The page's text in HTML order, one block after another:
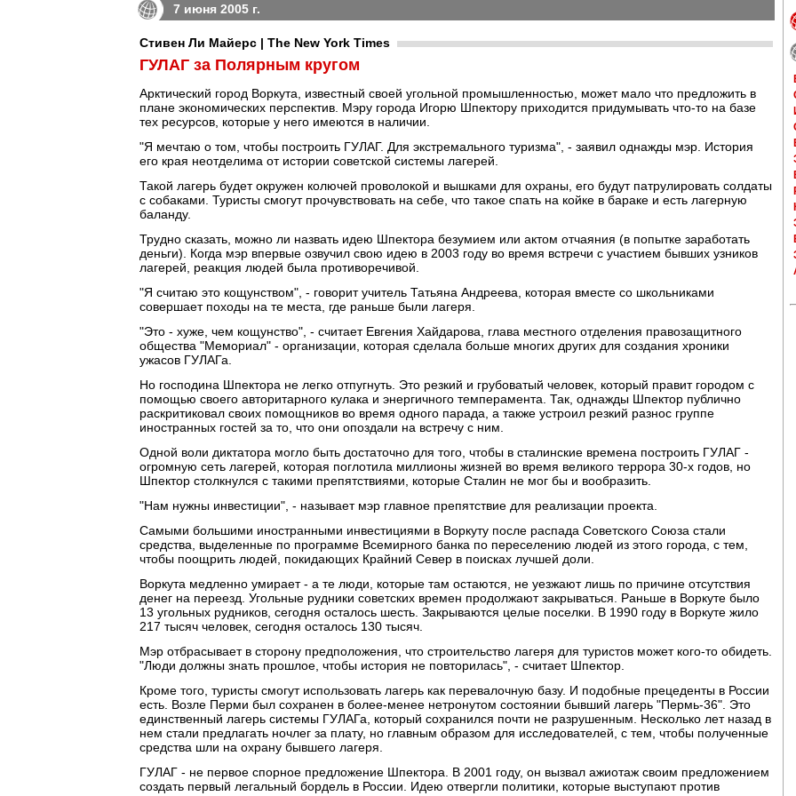
7 июня 2005 г.
Стивен Ли Майерс | The New York Times
ГУЛАГ за Полярным кругом
Арктический город Воркута, известный своей угольной промышленностью, может мало что предложить в
плане экономических перспектив. Мэру города Игорю Шпектору приходится придумывать что-то на базе
тех ресурсов, которые у него имеются в наличии.
"Я мечтаю о том, чтобы построить ГУЛАГ. Для экстремального туризма", - заявил однажды мэр. История
его края неотделима от истории советской системы лагерей.
Такой лагерь будет окружен колючей проволокой и вышками для охраны, его будут патрулировать солдаты
с собаками. Туристы смогут прочувствовать на себе, что такое спать на койке в бараке и есть лагерную
баланду.
Трудно сказать, можно ли назвать идею Шпектора безумием или актом отчаяния (в попытке заработать
деньги). Когда мэр впервые озвучил свою идею в 2003 году во время встречи с участием бывших узников
лагерей, реакция людей была противоречивой.
"Я считаю это кощунством", - говорит учитель Татьяна Андреева, которая вместе со школьниками
совершает походы на те места, где раньше были лагеря.
"Это - хуже, чем кощунство", - считает Евгения Хайдарова, глава местного отделения правозащитного
общества "Мемориал" - организации, которая сделала больше многих других для создания хроники
ужасов ГУЛАГа.
Но господина Шпектора не легко отпугнуть. Это резкий и грубоватый человек, который правит городом с
помощью своего авторитарного кулака и энергичного темперамента. Так, однажды Шпектор публично
раскритиковал своих помощников во время одного парада, а также устроил резкий разнос группе
иностранных гостей за то, что они опоздали на встречу с ним.
Одной воли диктатора могло быть достаточно для того, чтобы в сталинские времена построить ГУЛАГ -
огромную сеть лагерей, которая поглотила миллионы жизней во время великого террора 30-х годов, но
Шпектор столкнулся с такими препятствиями, которые Сталин не мог бы и вообразить.
"Нам нужны инвестиции", - называет мэр главное препятствие для реализации проекта.
Самыми большими иностранными инвестициями в Воркуту после распада Советского Союза стали
средства, выделенные по программе Всемирного банка по переселению людей из этого города, с тем,
чтобы поощрить людей, покидающих Крайний Север в поисках лучшей доли.
Воркута медленно умирает - а те люди, которые там остаются, не уезжают лишь по причине отсутствия
денег на переезд. Угольные рудники советских времен продолжают закрываться. Раньше в Воркуте было
13 угольных рудников, сегодня осталось шесть. Закрываются целые поселки. В 1990 году в Воркуте жило
217 тысяч человек, сегодня осталось 130 тысяч.
Мэр отбрасывает в сторону предположения, что строительство лагеря для туристов может кого-то обидеть.
"Люди должны знать прошлое, чтобы история не повторилась", - считает Шпектор.
Кроме того, туристы смогут использовать лагерь как перевалочную базу. И подобные прецеденты в России
есть. Возле Перми был сохранен в более-менее нетронутом состоянии бывший лагерь "Пермь-36". Это
единственный лагерь системы ГУЛАГа, который сохранился почти не разрушенным. Несколько лет назад в
нем стали предлагать ночлег за плату, но главным образом для исследователей, с тем, чтобы полученные
средства шли на охрану бывшего лагеря.
ГУЛАГ - не первое спорное предложение Шпектора. В 2001 году, он вызвал ажиотаж своим предложением
создать первый легальный бордель в России. Идею отвергли политики, которые выступают против